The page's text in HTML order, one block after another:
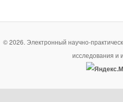
© 2026. Электронный научно-
исследования и